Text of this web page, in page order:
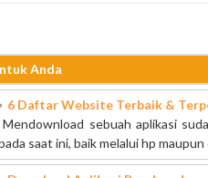
Anda
6 Daftar Website Terbaik &
Mendownload sebuah aplikasi
saat ini, baik melalui hp